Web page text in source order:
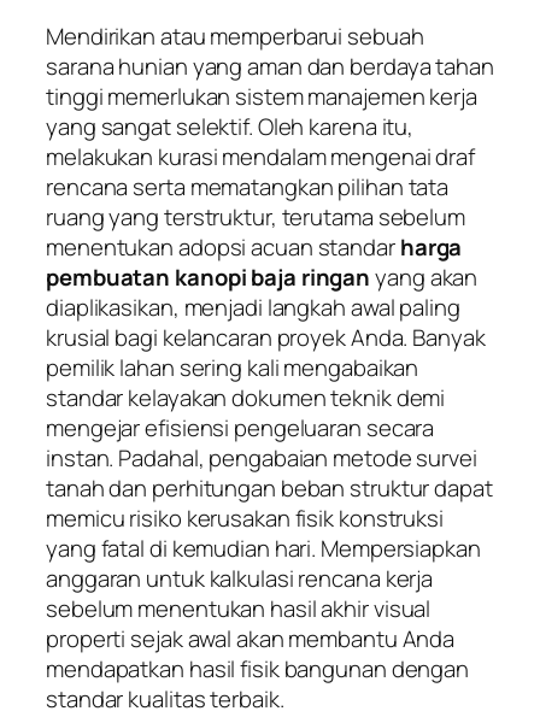
Mendirikan atau memperbarui sebuah
sarana hunian yang aman dan berdaya tahan
tinggi memerlukan sistem manajemen kerja
yang sangat selektif. Oleh karena itu,
melakukan kurasi mendalam mengenai draf
rencana serta mematangkan pilihan tata
ruang yang terstruktur, terutama sebelum
menentukan adopsi acuan standarharga
pembuatan kanopi baja ringanyang akan
diaplikasikan, menjadi langkah awal paling
krusial bagi kelancaran proyek Anda. Banyak
pemilik lahan sering kali mengabaikan
standar kelayakan dokumen teknik demi
mengejar efisiensi pengeluaran secara
instan. Padahal, pengabaian metode survei
tanah dan perhitungan beban struktur dapat
memicu risiko kerusakan fisik konstruksi
yang fatal di kemudian hari. Mempersiapkan
anggaran untuk kalkulasi rencana kerja
sebelum menentukan hasil akhir visual
properti sejak awal akan membantu Anda
mendapatkan hasil fisik bangunan dengan
standar kualitas terbaik.